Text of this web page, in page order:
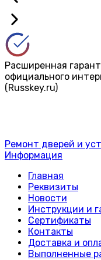
Расширенная
официального
(Russkey.ru)
Ремонт дверей и
Информация
Главная
Реквизиты
Новости
Инструкции и
Сертификаты
Контакты
Доставка и
Выполненные